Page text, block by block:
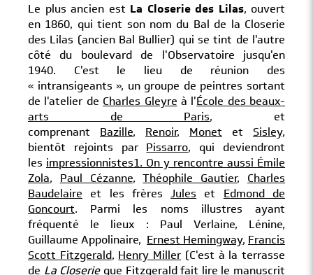
Le plus ancien est La Closerie des Lilas, ouvert
en 1860, qui tient son nom du Bal de la Closerie
des Lilas (ancien Bal Bullier) qui se tint de l'autre
côté du boulevard de l'Observatoire jusqu'en
1940. C'est le lieu de réunion des
« intransigeants », un groupe de peintres sortant
de l'atelier de Charles Gleyre à l'École des beaux-
arts de Paris, et
comprenant Bazille, Renoir, Monet et Sisley,
bientôt rejoints par Pissarro, qui deviendront
les impressionnistes1. On y rencontre aussi Émile
Zola, Paul Cézanne,Théophile Gautier, Charles
Baudelaire et les frèresJules et Edmond de
Goncourt. Parmi les noms illustres ayant
fréquenté le lieux : Paul Verlaine, Lénine,
Guillaume Appolinaire, Ernest Hemingway, Francis
Scott Fitzgerald, Henry Miller (C'est à la terrasse
de La Closerieque Fitzgerald fait lire le manuscrit